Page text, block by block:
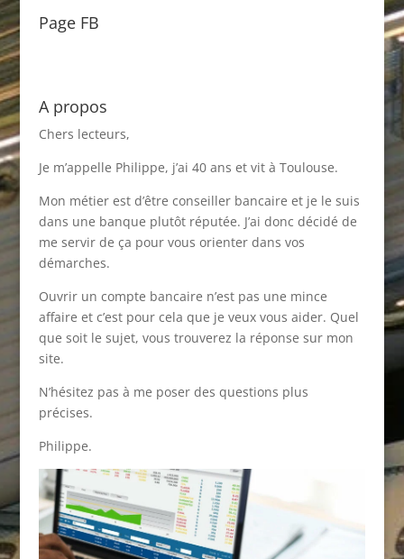
Page FB
A propos
Chers lecteurs,
Je m’appelle Philippe, j’ai 40 ans et vit à Toulouse.
Mon métier est d’être conseiller bancaire et je le suis
dans une banque plutôt réputée. J’ai donc décidé de
me servir de ça pour vous orienter dans vos
démarches.
Ouvrir un compte bancaire n’est pas une mince
affaire et c’est pour cela que je veux vous aider. Quel
que soit le sujet, vous trouverez la réponse sur mon
site.
N’hésitez pas à me poser des questions plus
précises.
Philippe.